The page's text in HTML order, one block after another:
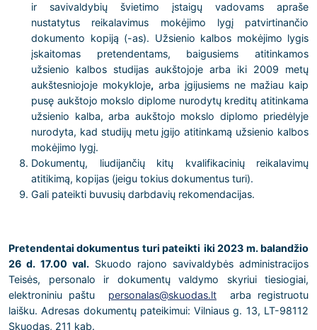
ir savivaldybių švietimo įstaigų vadovams apraše
nustatytus reikalavimus mokėjimo lygį patvirtinančio
dokumento kopiją (-as). Užsienio kalbos mokėjimo lygis
įskaitomas pretendentams, baigusiems atitinkamos
užsienio kalbos studijas aukštojoje arba iki 2009 metų
aukštesniojoje mokykloje, arba įgijusiems ne mažiau kaip
pusę aukštojo mokslo diplome nurodytų kreditų atitinkama
užsienio kalba, arba aukštojo mokslo diplomo priedėlyje
nurodyta, kad studijų metu įgijo atitinkamą užsienio kalbos
mokėjimo lygį.
Dokumentų, liudijančių kitų kvalifikacinių reikalavimų
atitikimą, kopijas (jeigu tokius dokumentus turi).
Gali pateikti buvusių darbdavių rekomendacijas.
Pretendentai dokumentus turi pateikti iki 2023 m. balandžio
26 d. 17.00 val. Skuodo rajono savivaldybės administracijos
Teisės, personalo ir dokumentų valdymo skyriui tiesiogiai,
elektroniniu paštu personalas@skuodas.lt arba registruotu
laišku. Adresas dokumentų pateikimui: Vilniaus g. 13, LT-98112
Skuodas, 211 kab.